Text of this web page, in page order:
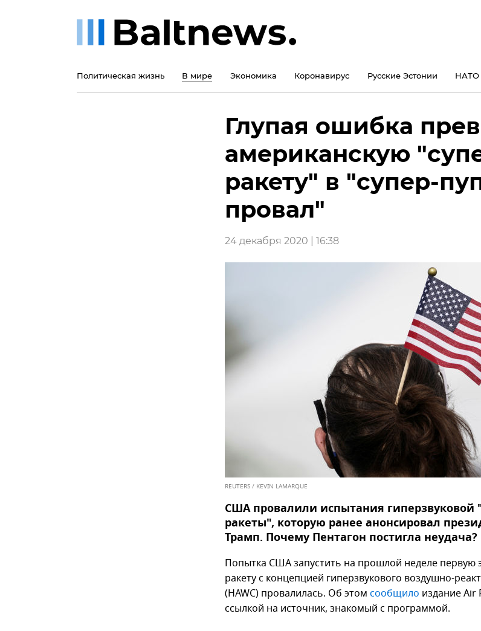
Политическая жизнь В мире Экономика Коронавирус Русские Эстонии НАТО
Глупая ошибка
американскую
ракету" в "супер-
провал"
24 декабря 2020 | 16:38
REUTERS / KEVIN LAMARQUE
США провалили испытания гиперзвуковой
ракеты", которую ранее анонсировал
Трамп. Почему Пентагон постигла неудача?
Попытка США запустить на прошлой неделе первую
ракету с концепцией гиперзвукового воздушно-
(HAWC) провалилась. Об этом сообщило издание Air
ссылкой на источник, знакомый с программой.